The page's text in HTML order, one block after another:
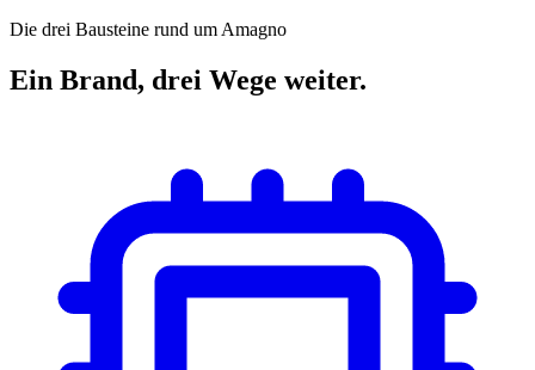
Die drei Bausteine rund um Amagno
Ein Brand, drei Wege weiter.